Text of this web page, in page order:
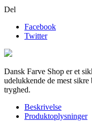
Del
Facebook
Twitter
Dansk Farve Shop er et
udelukkende de mest
tryghed.
Beskrivelse
Produktoplysninger